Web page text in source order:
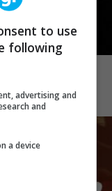
to use
following
advertising and
and
a device